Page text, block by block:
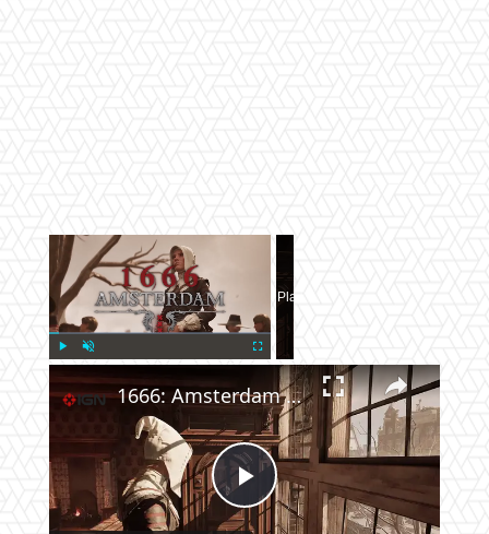
Fullscreen
Now Playing
×
Play
1666: Amsterdam - Official Devlog #2: The Art Video